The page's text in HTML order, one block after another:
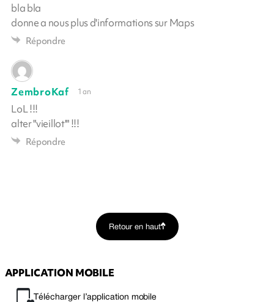
bla bla
donne a nous plus d'informations sur Maps
Répondre
ZembroKaf 1 an
LoL !!!
alter "vieillot'" !!!
Répondre
Retour en haut
APPLICATION MOBILE
Télécharger l’application mobile